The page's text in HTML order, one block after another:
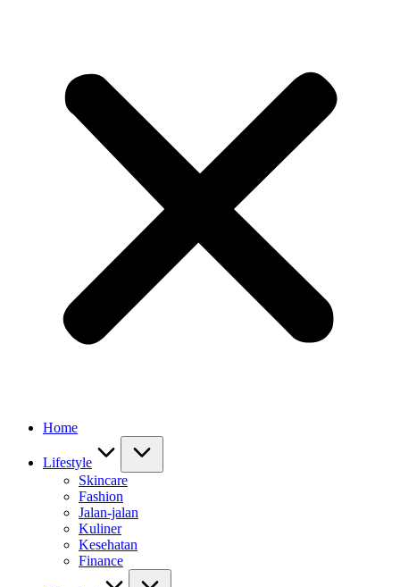
Home
Lifestyle
Skincare
Fashion
Jalan-jalan
Kuliner
Kesehatan
Finance